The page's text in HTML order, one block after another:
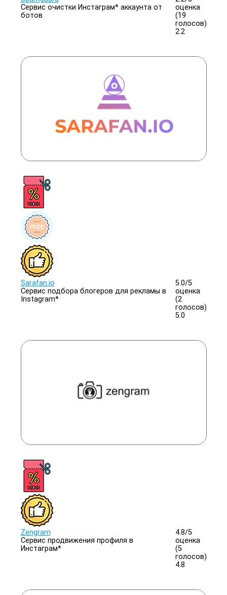
Сервис очистки Инстаграм* аккаунта от
ботов
оценка
(19
голосов)
2.2
Sarafan.io
Сервис подбора блогеров для рекламы в
Instagram*
5.0/5
оценка
(2
голосов)
5.0
Zengram
Сервис продвижения профиля в
Инстаграм*
4.8/5
оценка
(5
голосов)
4.8